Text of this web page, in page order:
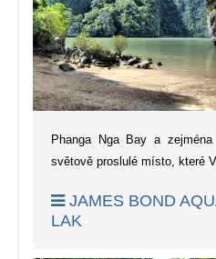
Phanga Nga Bay a
světově proslulé místo, které
JAMES BOND
LAK